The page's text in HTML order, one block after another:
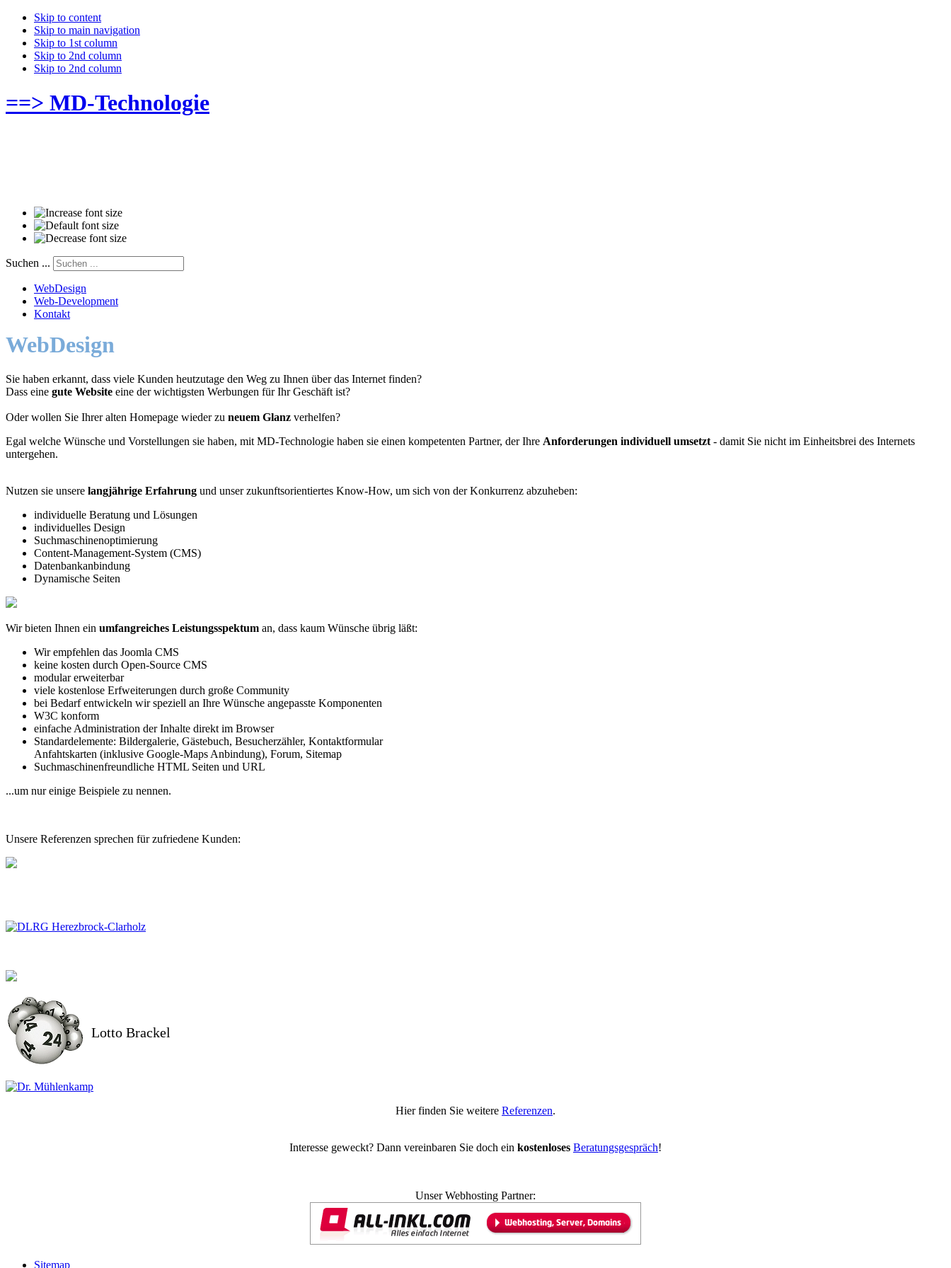
Skip to content
Skip to main navigation
Skip to 1st column
Skip to 2nd column
Skip to 2nd column
==> MD-Technologie
Suchen ...
WebDesign
Web-Development
Kontakt
WebDesign
Sie haben erkannt, dass viele Kunden heutzutage den Weg zu Ihnen über das Internet finden?
Dass eine gute Website eine der wichtigsten Werbungen für Ihr Geschäft ist?
Oder wollen Sie Ihrer alten Homepage wieder zu neuem Glanz verhelfen?
Egal welche Wünsche und Vorstellungen sie haben, mit MD-Technologie haben sie einen kompetenten Partner, der Ihre Anforderungen individuell umsetzt - damit Sie nicht im Einheitsbrei des Internets
untergehen.
Nutzen sie unsere langjährige Erfahrung und unser zukunftsorientiertes Know-How, um sich von der Konkurrenz abzuheben:
individuelle Beratung und Lösungen
individuelles Design
Suchmaschinenoptimierung
Content-Management-System (CMS)
Datenbankanbindung
Dynamische Seiten
Wir bieten Ihnen ein umfangreiches Leistungsspektum an, dass kaum Wünsche übrig läßt:
Wir empfehlen das Joomla CMS
keine kosten durch Open-Source CMS
modular erweiterbar
viele kostenlose Erfweiterungen durch große Community
bei Bedarf entwickeln wir speziell an Ihre Wünsche angepasste Komponenten
W3C konform
einfache Administration der Inhalte direkt im Browser
Standardelemente: Bildergalerie, Gästebuch, Besucherzähler, Kontaktformular
Anfahtskarten (inklusive Google-Maps Anbindung), Forum, Sitemap
Suchmaschinenfreundliche HTML Seiten und URL
...um nur einige Beispiele zu nennen.
Unsere Referenzen sprechen für zufriedene Kunden:
Lotto Brackel
Hier finden Sie weitere Referenzen.
Interesse geweckt? Dann vereinbaren Sie doch ein kostenloses Beratungsgespräch!
Unser Webhosting Partner:
Sitemap